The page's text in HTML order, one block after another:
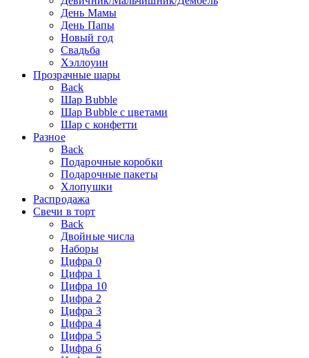
День Мамы
День Папы
Новый год
Свадьба
Хэллоуин
Прозрачные шары
Back
Шар Bubble
Шар Bubble с цветами
Шар с конфетти
Разное
Back
Подарочные коробки
Подарочные пакеты
Хлопушки
Распродажа
Свечи в торт
Back
Двойные числа
Наборы
Цифра 0
Цифра 1
Цифра 10
Цифра 2
Цифра 3
Цифра 4
Цифра 5
Цифра 6